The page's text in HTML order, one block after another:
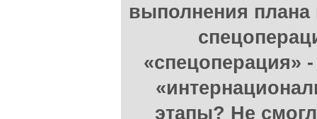
выполнения плана
«спецоперация»
этапы? Не